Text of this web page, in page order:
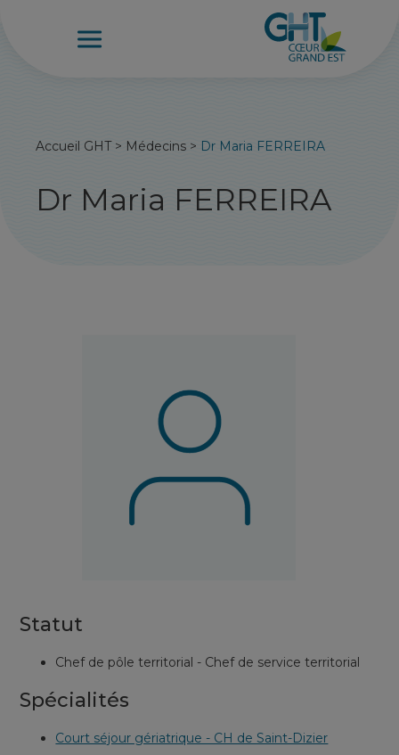
Accueil GHT> Médecins > Dr Maria FERREIRA
Dr Maria FERREIRA
Statut
Chef de pôle territorial - Chef de service territorial
Spécialités
Court séjour gériatrique - CH de Saint-Dizier